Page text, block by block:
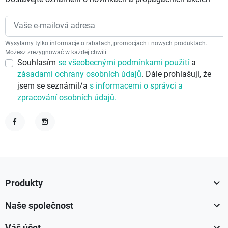
Wysyłamy tylko informacje o rabatach, promocjach i nowych produktach.
Możesz zrezygnować w każdej chwili.
Souhlasím se všeobecnými podmínkami použití a
zásadami ochrany osobních údajů. Dále prohlašuji, že
jsem se seznámil/a s informacemi o správci a
zpracování osobních údajů.
Produkty 
Naše společnost 